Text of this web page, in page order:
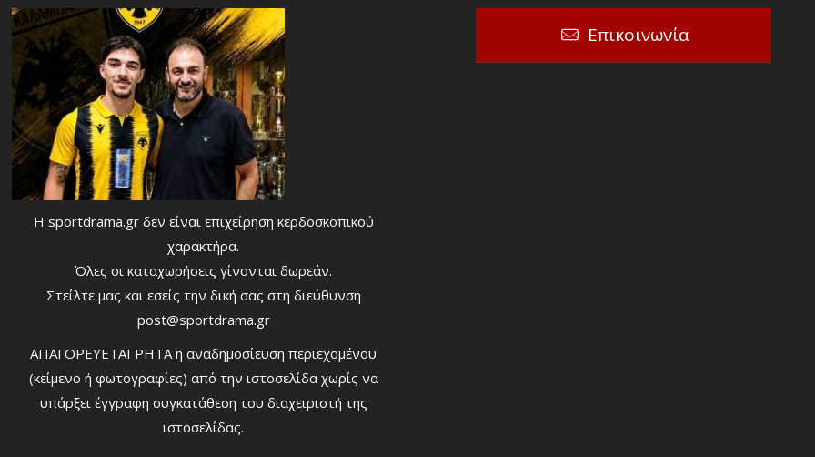
Η sportdrama.gr δεν είναι επιχείρηση κερδοσκοπικού
χαρακτήρα.
Όλες οι καταχωρήσεις γίνονται δωρεάν.
Στείλτε μας και εσείς την δική σας στη διεύθυνση
post@sportdrama.gr
ΑΠΑΓΟΡΕΥΕΤΑΙ ΡΗΤΑ η αναδημοσίευση περιεχομένου
(κείμενο ή φωτογραφίες) από την ιστοσελίδα χωρίς να
υπάρξει έγγραφη συγκατάθεση του διαχειριστή της
ιστοσελίδας.
Επικοινωνία